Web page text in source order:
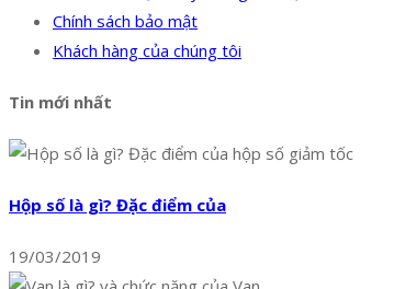
Chính sách bảo mật
Khách hàng của chúng tôi
Tin mới nhất
Hộp số là gì? Đặc điểm của
19/03/2019